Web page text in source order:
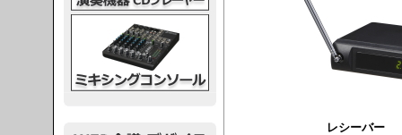
レシーバー［